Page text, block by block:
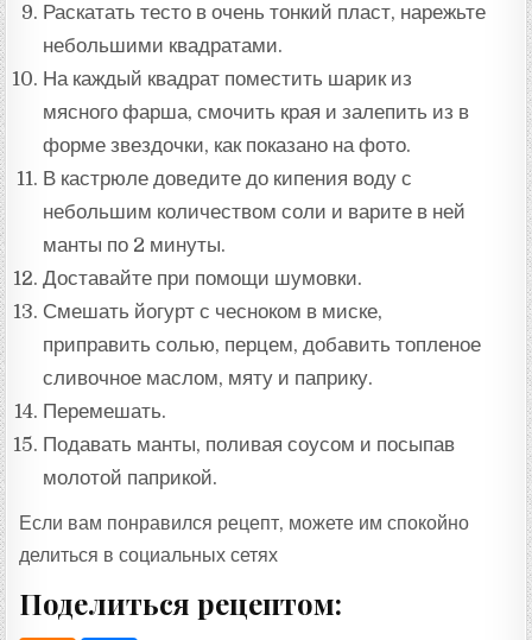
Раскатать тесто в очень тонкий пласт, нарежьте
небольшими квадратами.
На каждый квадрат поместить шарик из
мясного фарша, смочить края и залепить из в
форме звездочки, как показано на фото.
В кастрюле доведите до кипения воду с
небольшим количеством соли и варите в ней
манты по 2 минуты.
Доставайте при помощи шумовки.
Смешать йогурт с чесноком в миске,
приправить солью, перцем, добавить топленое
сливочное маслом, мяту и паприку.
Перемешать.
Подавать манты, поливая соусом и посыпав
молотой паприкой.
Если вам понравился рецепт, можете им спокойно
делиться в социальных сетях
Поделиться рецептом: